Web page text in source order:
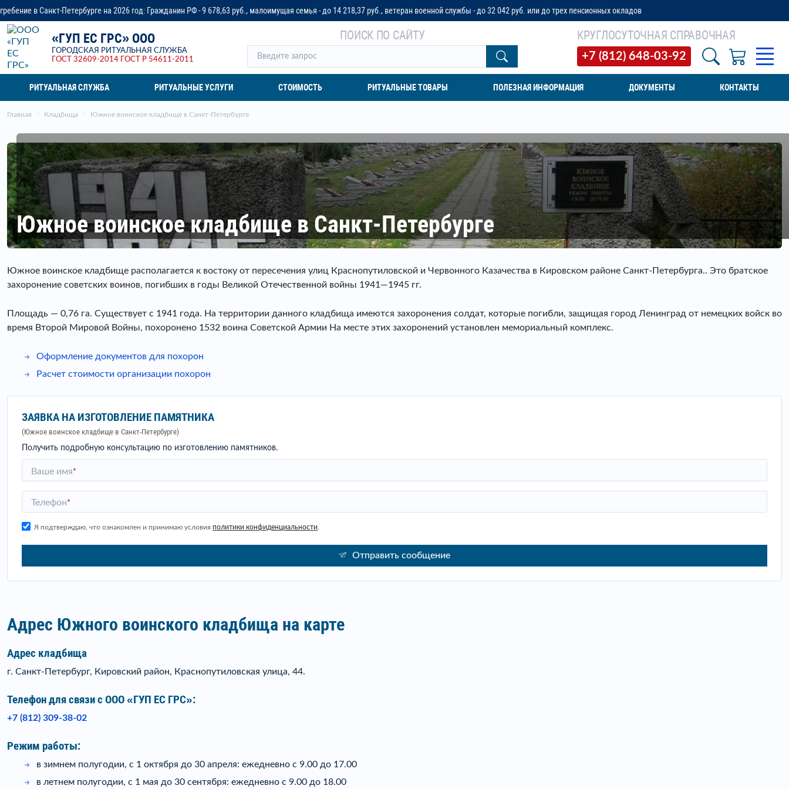
на 2026 год: Гражданин РФ - 9 678,63 руб., малоимущая семья - до 14 218,37 руб., ветеран военной службы - до 32 042 руб. или до трех пенсионных окладов
«ГУП ЕС ГРС» ООО
ГОРОДСКАЯ РИТУАЛЬНАЯ СЛУЖБА
ГОСТ 32609-2014
ГОСТ Р 54611-2011
ПОИСК ПО САЙТУ КРУГЛОСУТОЧНАЯ СПРАВОЧНАЯ
+7 (812) 648-03-92
РИТУАЛЬНАЯ СЛУЖБА РИТУАЛЬНЫЕ УСЛУГИ СТОИМОСТЬ РИТУАЛЬНЫЕ ТОВАРЫ ПОЛЕЗНАЯ ИНФОРМАЦИЯ ДОКУМЕНТЫ КОНТАКТЫ
Главная Кладбища Южное воинское кладбище в Санкт-Петербурге
Южное воинское кладбище в Санкт-Петербурге
Южное воинское кладбище располагается к востоку от пересечения улиц Краснопутиловской и Червонного Казачества в Кировском районе Санкт-Петербурга.. Это братское
захоронение советских воинов, погибших в годы Великой Отечественной войны 1941—1945 гг.
Площадь — 0,76 га. Существует с 1941 года. На территории данного кладбища имеются захоронения солдат, которые погибли, защищая город Ленинград от немецких войск во
время Второй Мировой Войны, похоронено 1532 воина Советской Армии На месте этих захоронений установлен мемориальный комплекс.
Оформление документов для похорон
Расчет стоимости организации похорон
ЗАЯВКА НА ИЗГОТОВЛЕНИЕ ПАМЯТНИКА
(Южное воинское кладбище в Санкт-Петербурге)
Получить подробную консультацию по изготовлению памятников.
Ваше имя*
Телефон*
Я подтверждаю, что ознакомлен и принимаю условия политики конфиденциальности
Отправить сообщение
Адрес Южного воинского кладбища на карте
Адрес кладбища
г. Санкт-Петербург, Кировский район, Краснопутиловская улица, 44.
Телефон для связи c ООО «ГУП ЕС ГРС»:
+7 (812) 309-38-02
Режим работы:
в зимнем полугодии, с 1 октября до 30 апреля: ежедневно с 9.00 до 17.00
в летнем полугодии, с 1 мая до 30 сентября: ежедневно с 9.00 до 18.00